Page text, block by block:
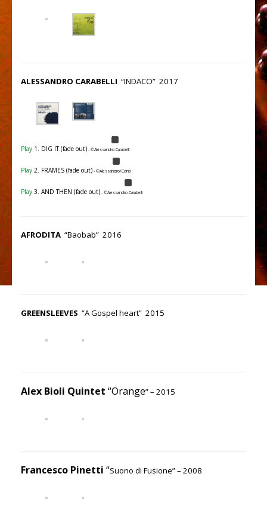
ALESSANDRO CARABELLI “INDACO” 2017
Play 1. DIG IT (fade out) - ©Alessandro Carabelli
Play 2. FRAMES (fade out) - ©Alessandro/Conti
Play 3. AND THEN (fade out) - ©Alessandro Carabelli
AFRODITA “Baobab” 2016
GREENSLEEVES “A Gospel heart” 2015
Alex Bioli Quintet “Orange” – 2015
Francesco Pinetti “Suono di Fusione” – 2008